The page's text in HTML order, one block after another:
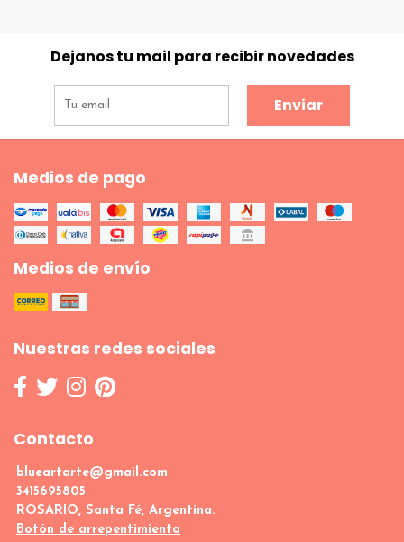
Dejanos tu mail para recibir novedades
Enviar
Medios de pago
Medios de envío
Nuestras redes sociales
Contacto
blueartarte@gmail.com
3415695805
ROSARIO, Santa Fé, Argentina.
Botón de arrepentimiento